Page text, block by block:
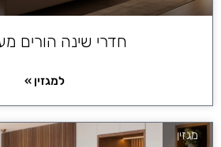
חדרי שינה הורים
למגזין »
מגזין